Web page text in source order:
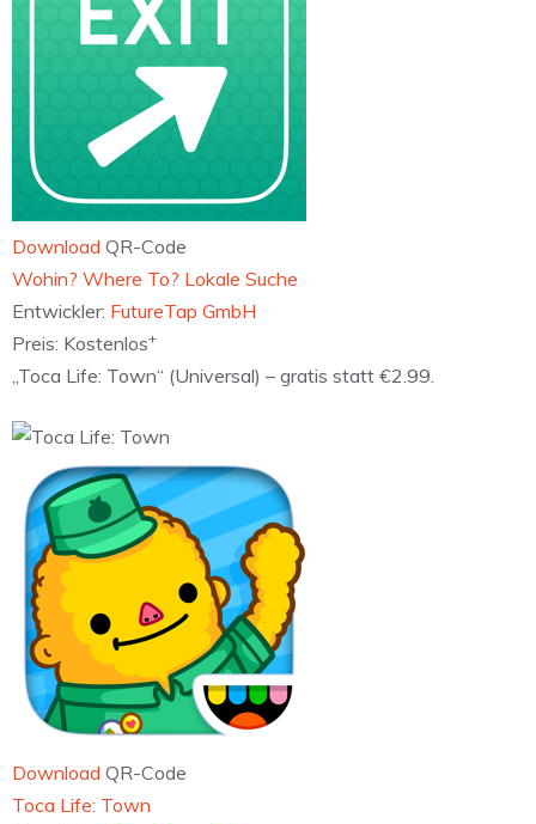
Download QR-Code
‎Wohin? Where To? Lokale Suche
Entwickler: FutureTap GmbH
Preis: Kostenlos+
„Toca Life: Town“ (Universal) – gratis statt €2.99.
Download QR-Code
‎Toca Life: Town